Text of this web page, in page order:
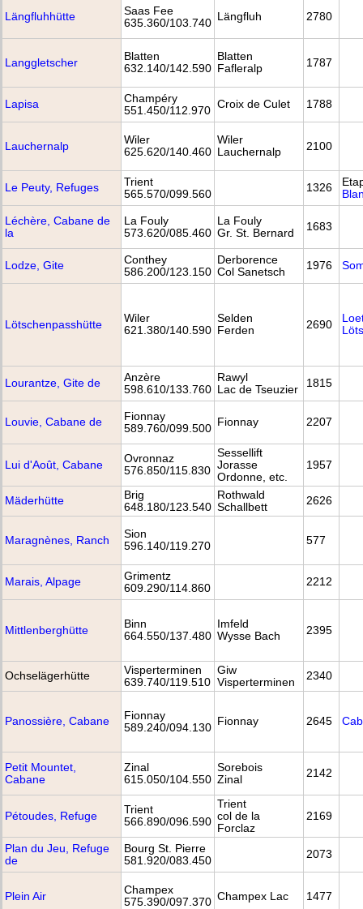
Längfluhhütte
Saas Fee
635.360/103.740
Längfluh 2780
Langgletscher
Blatten
632.140/142.590
Blatten
Fafleralp
1787
Lapisa
Champéry
551.450/112.970
Croix de Culet 1788
Lauchernalp
Wiler
625.620/140.460
Wiler
Lauchernalp
2100
Le Peuty, Refuges
Trient
565.570/099.560
1326
Léchère, Cabane de
la
La Fouly
573.620/085.460
La Fouly
Gr. St. Bernard
1683
Lodze, Gite
Conthey
586.200/123.150
Derborence
Col Sanetsch
1976
Lötschenpasshütte
Wiler
621.380/140.590
Selden
Ferden
2690
Lourantze, Gite de
Anzère
598.610/133.760
Rawyl
Lac de Tseuzier
1815
Louvie, Cabane de
Fionnay
589.760/099.500
Fionnay 2207
Lui d'Août, Cabane
Ovronnaz
576.850/115.830
Sessellift
Jorasse
Ordonne, etc.
1957
Mäderhütte
Brig
648.180/123.540
Rothwald
Schallbett
2626
Maragnènes, Ranch
Sion
596.140/119.270
577
Marais, Alpage
Grimentz
609.290/114.860
2212
Mittlenberghütte
Binn
664.550/137.480
Imfeld
Wysse Bach
2395
Ochselägerhütte
Visperterminen
639.740/119.510
Giw
Visperterminen
2340
Panossière, Cabane
Fionnay
589.240/094.130
Fionnay 2645
Petit Mountet,
Cabane
Zinal
615.050/104.550
Sorebois
Zinal
2142
Pétoudes, Refuge
Trient
566.890/096.590
Trient
col de la
Forclaz
2169
Plan du Jeu, Refuge
de
Bourg St. Pierre
581.920/083.450
2073
Plein Air
Champex
575.390/097.370 Champex Lac 1477